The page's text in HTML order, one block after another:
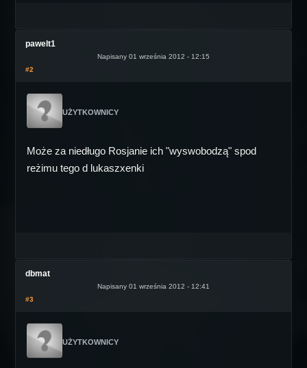
pawelt1
Napisany 01 września 2012 - 12:15
#2
UŻYTKOWNICY
Może za niedługo Rosjanie ich "wyswobodzą" spod
reżimu tego d lukaszxenki
dbmat
Napisany 01 września 2012 - 12:41
#3
UŻYTKOWNICY